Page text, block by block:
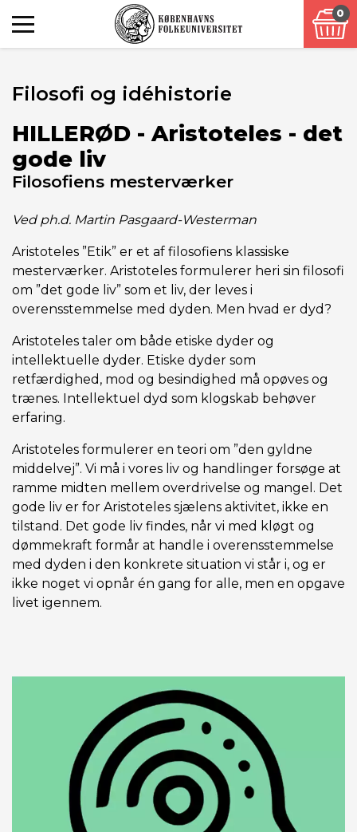
0
Filosofi og idéhistorie
HILLERØD - Aristoteles - det
gode liv
Filosofiens mesterværker
Ved ph.d. Martin Pasgaard-Westerman
Aristoteles ”Etik” er et af filosofiens klassiske
mesterværker. Aristoteles formulerer heri sin filosofi
om ”det gode liv” som et liv, der leves i
overensstemmelse med dyden. Men hvad er dyd?
Aristoteles taler om både etiske dyder og
intellektuelle dyder. Etiske dyder som
retfærdighed, mod og besindighed må opøves og
trænes. Intellektuel dyd som klogskab behøver
erfaring.
Aristoteles formulerer en teori om ”den gyldne
middelvej”. Vi må i vores liv og handlinger forsøge at
ramme midten mellem overdrivelse og mangel. Det
gode liv er for Aristoteles sjælens aktivitet, ikke en
tilstand. Det gode liv findes, når vi med kløgt og
dømmekraft formår at handle i overensstemmelse
med dyden i den konkrete situation vi står i, og er
ikke noget vi opnår én gang for alle, men en opgave
livet igennem.